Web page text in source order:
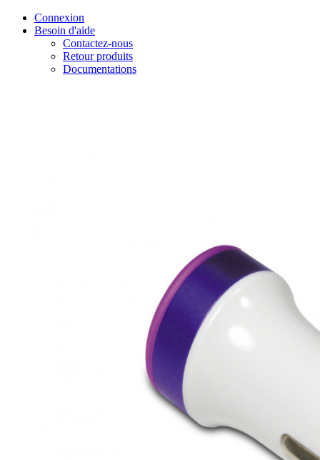
Connexion
Besoin d'aide
Contactez-nous
Retour produits
Documentations